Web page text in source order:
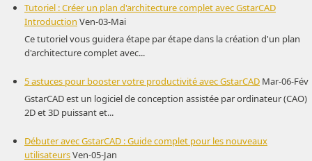
Tutoriel : Créer un plan d'architecture complet avec GstarCAD
Introduction Ven-03-Mai
Ce tutoriel vous guidera étape par étape dans la création d'un plan
d'architecture complet avec...
5 astuces pour booster votre productivité avec GstarCAD Mar-06-Fév
GstarCAD est un logiciel de conception assistée par ordinateur (CAO)
2D et 3D puissant et...
Débuter avec GstarCAD : Guide complet pour les nouveaux
utilisateursVen-05-Jan